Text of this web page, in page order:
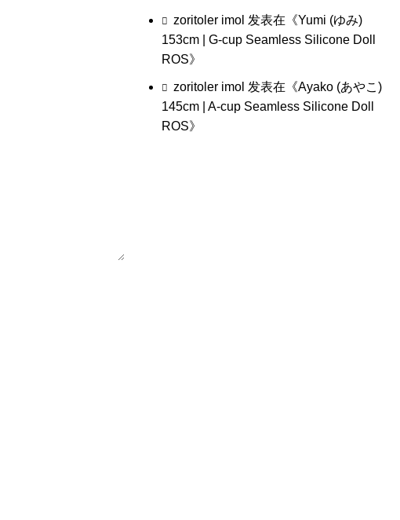
zoritoler imol 发表在《Yumi (ゆみ)
153cm | G-cup Seamless Silicone Doll
ROS》
zoritoler imol 发表在《Ayako (あやこ)
145cm | A-cup Seamless Silicone Doll
ROS》